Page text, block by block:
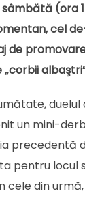
(ora
cel
de
un mini-
precedentă
pentru locul
cele din